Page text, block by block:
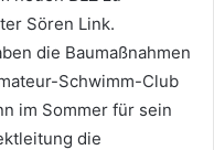
Sören Link.
die Baumaßnahmen
Schwimm-Club
im Sommer für sein
die